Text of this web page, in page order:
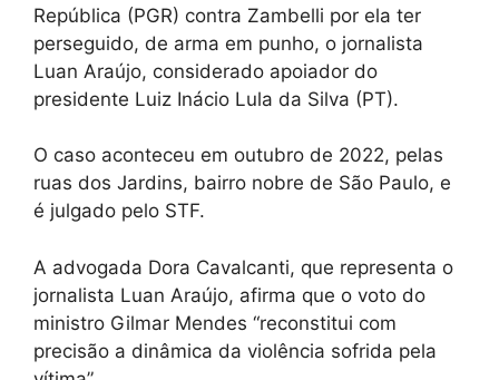
República (PGR) contra Zambelli por ela ter
perseguido, de arma em punho, o jornalista
Luan Araújo, considerado apoiador do
presidente Luiz Inácio Lula da Silva (PT).
O caso aconteceu em outubro de 2022, pelas
ruas dos Jardins, bairro nobre de São Paulo, e
é julgado pelo STF.
A advogada Dora Cavalcanti, que representa o
jornalista Luan Araújo, afirma que o voto do
ministro Gilmar Mendes “reconstitui com
precisão a dinâmica da violência sofrida pela